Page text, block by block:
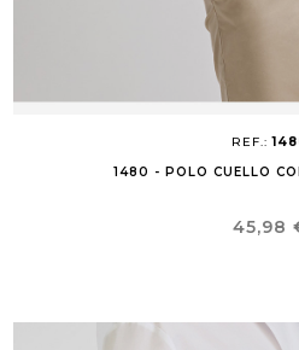
REF.:
1480 - POLO CUELLO
Precio
45,98